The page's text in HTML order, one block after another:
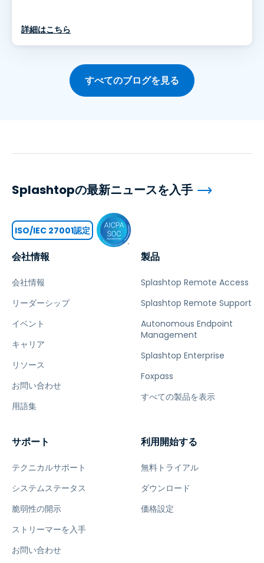
詳細はこちら
すべてのブログを見る
会社情報
会社情報
リーダーシップ
イベント
キャリア
リソース
お問い合わせ
用語集
製品
Splashtop Remote Access
Splashtop Remote Support
Autonomous Endpoint
Management
Splashtop Enterprise
Foxpass
すべての製品を表示
サポート
テクニカルサポート
システムステータス
脆弱性の開示
ストリーマーを入手
お問い合わせ
利用開始する
無料トライアル
ダウンロード
価格設定
Splashtopの最新ニュースを入手
ISO/IEC 27001認定